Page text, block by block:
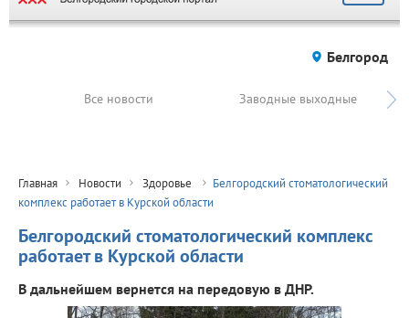
Белгород
Все новости Заводные выходные
Главная Новости Здоровье
Белгородский стоматологический
комплекс работает в Курской области
Белгородский стоматологический комплекс
работает в Курской области
В дальнейшем вернется на передовую в ДНР.